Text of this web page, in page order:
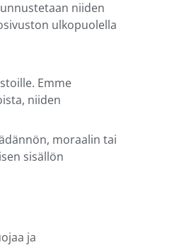
niiden
ulkopuolella
Emme
niiden
moraalin tai
sisällön
ja